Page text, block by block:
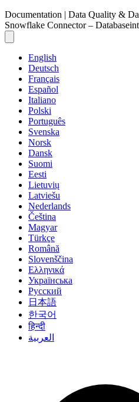
Documentation | Data Quality &
Snowflake Connector –
English
Deutsch
Français
Español
Italiano
Polski
Português
Svenska
Norsk
Dansk
Suomi
Eesti
Lietuvių
Latviešu
Nederlands
Čeština
Magyar
Türkçe
Română
Slovenščina
Ελληνικά
Українська
Русский
日本語
한국어
हिन्दी
العربية